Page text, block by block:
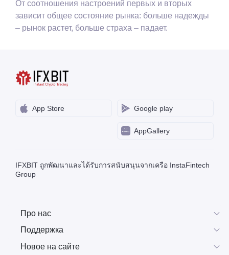
От соотношения настроений первых и вторых
зависит общее состояние рынка: больше надежды
– рынок растет, больше страха – падает.
App Store Google play
AppGallery
IFXBIT ถูกพัฒนาและได้รับการสนับสนุนจากเครือ InstaFintech
Group
Про нас
Поддержка
Новое на сайте